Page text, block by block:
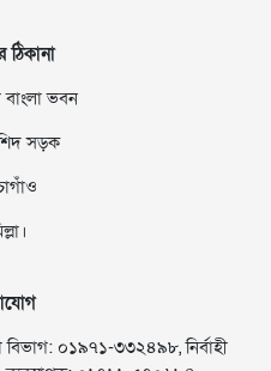
ভবন
সড়ক
০১৯৭১-৩৩২৪৯৮, নির্বাহী